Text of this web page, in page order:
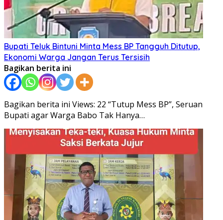
Bupati Teluk Bintuni Minta Mess BP Tangguh Ditutup,
Ekonomi Warga Jangan Terus Tersisih
Bagikan berita ini
Bagikan berita ini Views: 22 “Tutup Mess BP”, Seruan
Bupati agar Warga Babo Tak Hanya…